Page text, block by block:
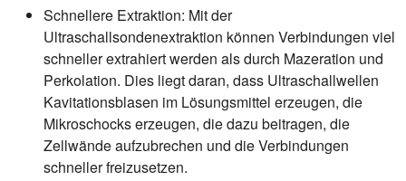
Schnellere Extraktion: Mit der
Ultraschallsondenextraktion können Verbindungen viel
schneller extrahiert werden als durch Mazeration und
Perkolation. Dies liegt daran, dass Ultraschallwellen
Kavitationsblasen im Lösungsmittel erzeugen, die
Mikroschocks erzeugen, die dazu beitragen, die
Zellwände aufzubrechen und die Verbindungen
schneller freizusetzen.